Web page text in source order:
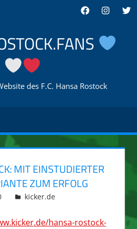
Facebook
des F.C. Hansa Rostock
MIT EINSTUDIERTER
ZUM ERFOLG
integromat
kicker.de
hansa-rostock-